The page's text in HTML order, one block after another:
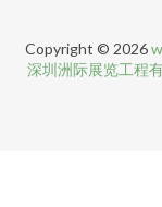
Copyright © 2026
深圳洲际展览工程